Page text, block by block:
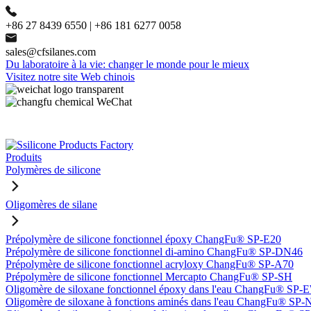
+86 27 8439 6550 | +86 181 6277 0058
sales@cfsilanes.com
Du laboratoire à la vie: changer le monde pour le mieux
Visitez notre site Web chinois
Produits
Polymères de silicone
Oligomères de silane
Prépolymère de silicone fonctionnel époxy ChangFu® SP-E20
Prépolymère de silicone fonctionnel di-amino ChangFu® SP-DN46
Prépolymère de silicone fonctionnel acryloxy ChangFu® SP-A70
Prépolymère de silicone fonctionnel Mercapto ChangFu® SP-SH
Oligomère de siloxane fonctionnel époxy dans l'eau ChangFu® SP-
Oligomère de siloxane à fonctions aminés dans l'eau ChangFu® SP-